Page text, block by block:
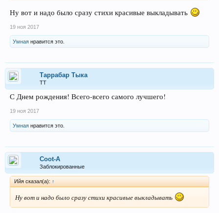
Ну вот и надо было сразу стихи красивые выкладывать
19 ноя 2017
Умная нравится это.
Таррабар Тыка
ТТ
С Днем рождения! Всего-всего самого лучшего!
19 ноя 2017
Умная нравится это.
Coot-A
Заблокированные
Ийя сказал(а): ↑
Ну вот и надо было сразу стихи красивые выкладывать